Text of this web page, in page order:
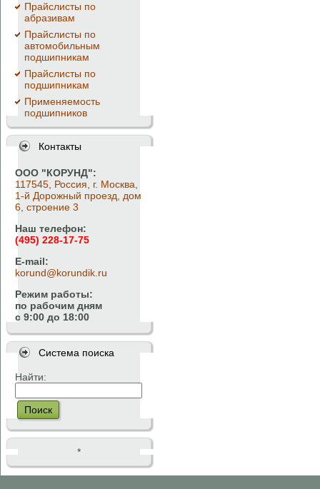
Прайслисты по
абразивам
Прайслисты по
автомобильным
подшипникам
Прайслисты по
подшипникам
Применяемость
подшипников
Контакты
ООО "КОРУНД":
117545, Россия, г. Москва,
1-й Дорожный проезд, дом
6, строение 3
Наш телефон:
(495) 228-17-75
E-mail:
korund@korundik.ru
Режим работы:
по рабочим дням
с 9:00 до 18:00
Система поиска
Найти:
Поиск
*